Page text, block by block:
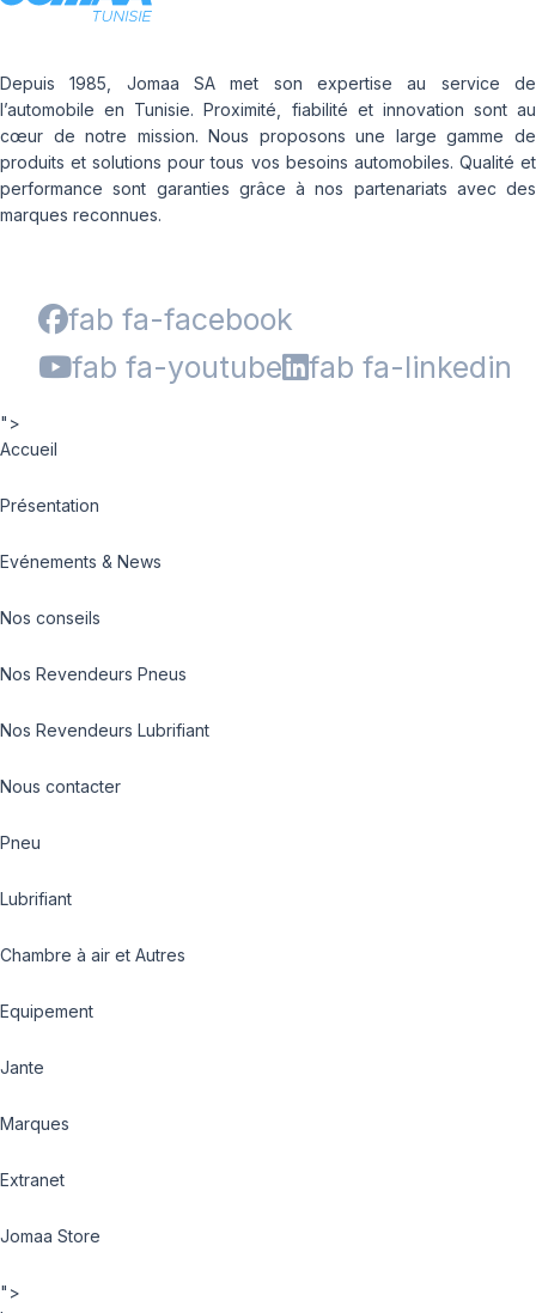
Depuis 1985, Jomaa SA met son expertise au service de
l’automobile en Tunisie. Proximité, fiabilité et innovation sont au
cœur de notre mission. Nous proposons une large gamme de
produits et solutions pour tous vos besoins automobiles. Qualité et
performance sont garanties grâce à nos partenariats avec des
marques reconnues.
fab fa-facebook
fab fa-youtube
fab fa-linkedin
">
Accueil
Présentation
Evénements & News
Nos conseils
Nos Revendeurs Pneus
Nos Revendeurs Lubrifiant
Nous contacter
Pneu
Lubrifiant
Chambre à air et Autres
Equipement
Jante
Marques
Extranet
Jomaa Store
">